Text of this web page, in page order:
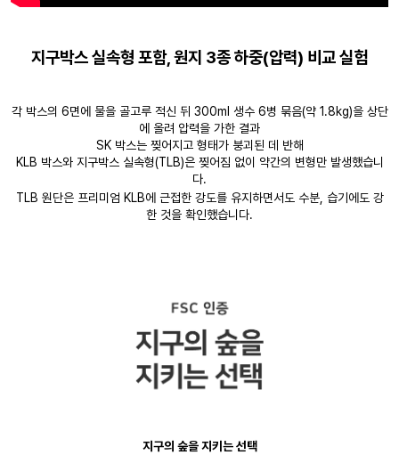
지구박스 실속형 포함, 원지 3종 하중(압력) 비교 실험
각 박스의 6면에 물을 골고루 적신 뒤 300ml 생수 6병 묶음(약 1.8kg)을 상단
에 올려 압력을 가한 결과
SK 박스는 찢어지고 형태가 붕괴된 데 반해
KLB 박스와 지구박스 실속형(TLB)은 찢어짐 없이 약간의 변형만 발생했습니
다.
TLB 원단은 프리미엄 KLB에 근접한 강도를 유지하면서도 수분, 습기에도 강
한 것을 확인했습니다.
지구의 숲을 지키는 선택